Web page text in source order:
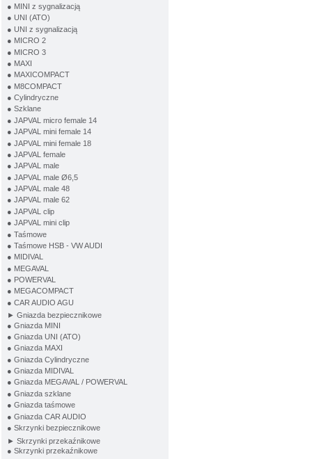
● MINI z sygnalizacją
● UNI (ATO)
● UNI z sygnalizacją
● MICRO 2
● MICRO 3
● MAXI
● MAXICOMPACT
● M8COMPACT
● Cylindryczne
● Szklane
● JAPVAL micro female 14
● JAPVAL mini female 14
● JAPVAL mini female 18
● JAPVAL female
● JAPVAL male
● JAPVAL male Ø6,5
● JAPVAL male 48
● JAPVAL male 62
● JAPVAL clip
● JAPVAL mini clip
● Taśmowe
● Taśmowe HSB - VW AUDI
● MIDIVAL
● MEGAVAL
● POWERVAL
● MEGACOMPACT
● CAR AUDIO AGU
► Gniazda bezpiecznikowe
● Gniazda MINI
● Gniazda UNI (ATO)
● Gniazda MAXI
● Gniazda Cylindryczne
● Gniazda MIDIVAL
● Gniazda MEGAVAL / POWERVAL
● Gniazda szklane
● Gniazda taśmowe
● Gniazda CAR AUDIO
● Skrzynki bezpiecznikowe
► Skrzynki przekaźnikowe
● Skrzynki przekaźnikowe